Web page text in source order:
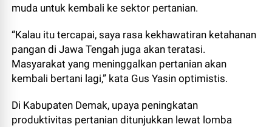
muda untuk kembali ke sektor pertanian.
“Kalau itu tercapai, saya rasa kekhawatiran ketahanan
pangan di Jawa Tengah juga akan teratasi.
Masyarakat yang meninggalkan pertanian akan
kembali bertani lagi,” kata Gus Yasin optimistis.
Di Kabupaten Demak, upaya peningkatan
produktivitas pertanian ditunjukkan lewat lomba